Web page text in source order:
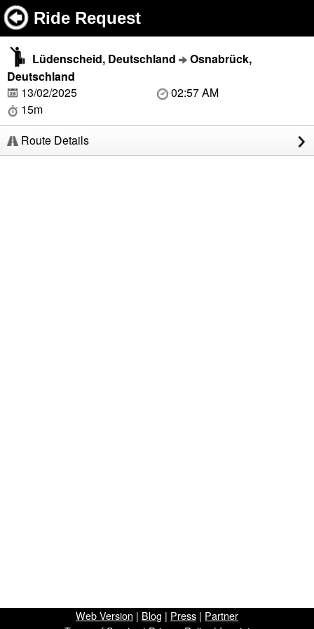
Ride Request
Lüdenscheid, Deutschland
Osnabrück,
Deutschland
13/02/2025
02:57 AM
15m
Route Details
Web Version | Blog | Press | Partner